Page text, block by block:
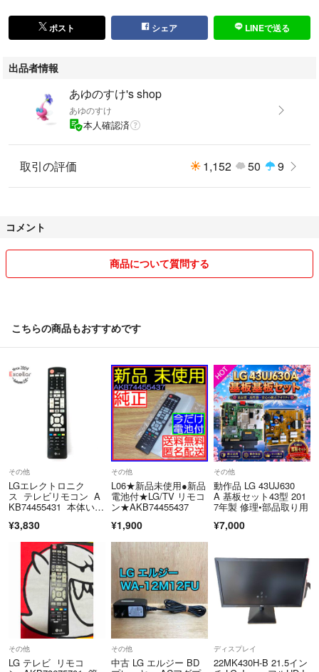
ポスト シェア LINEで送る
出品者情報
あゆのすけ's shop
あゆのすけ
本人確認済
取引の評価 1,152 50 9
コメント
商品について質問する
こちらの商品もおすすめです
その他
LGエレクトロニク
ス テレビリモコン A
KB74455431 本体いた
¥3,830
その他
L06★新品未使用●新品
電池付★LG/TV リモコ
ン★AKB74455437
¥1,900
その他
動作品 LG 43UJ630
A 基板セット43型 201
7年製 修理•部品取り用
¥7,000
その他
LG テレビ リモコ
その他
中古 LG エルジー BD
ディスプレイ
22MK430H-B 21.5イン